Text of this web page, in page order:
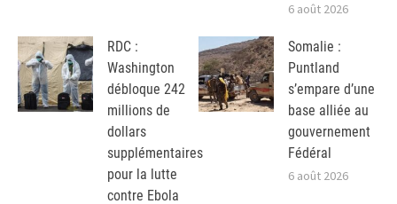
6 août 2026
RDC :
Washington
débloque 242
millions de
dollars
supplémentaires
pour la lutte
contre Ebola
Somalie :
Puntland
s’empare d’une
base alliée au
gouvernement
Fédéral
6 août 2026